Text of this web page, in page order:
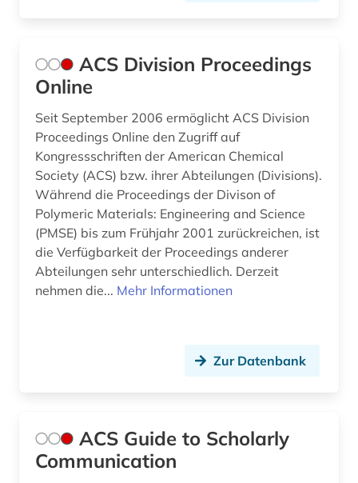
chemisches produkt (1)
chemorezeption (1)
china (3)
chromatographie (5)
chromosom (1)
circuit (1)
cochrane collaboration (1)
cytokine (1)
ACS Division Proceedings
Online
Seit September 2006 ermöglicht ACS Division
Proceedings Online den Zugriff auf
Kongressschriften der American Chemical
Society (ACS) bzw. ihrer Abteilungen (Divisions).
Während die Proceedings der Divison of
Polymeric Materials: Engineering and Science
(PMSE) bis zum Frühjahr 2001 zurückreichen, ist
die Verfügbarkeit der Proceedings anderer
Abteilungen sehr unterschiedlich. Derzeit
nehmen die... Mehr Informationen
Zur Datenbank
ACS Guide to Scholarly
Communication